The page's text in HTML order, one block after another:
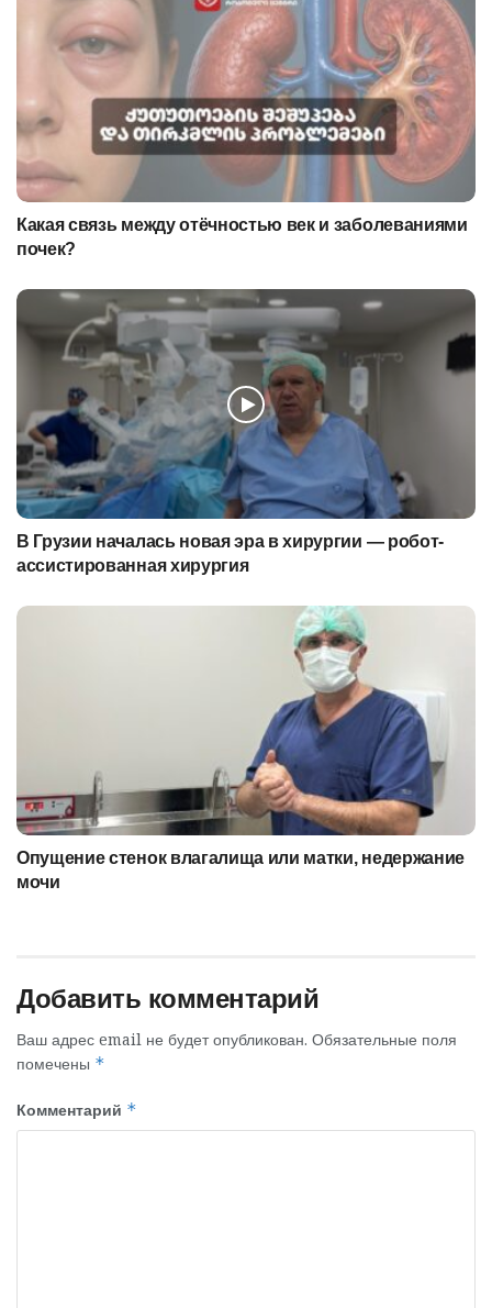
Какая связь между отёчностью век и заболеваниями
почек?
В Грузии началась новая эра в хирургии — робот-
ассистированная хирургия
Опущение стенок влагалища или матки, недержание
мочи
Добавить комментарий
Ваш адрес email не будет опубликован. Обязательные поля
помечены *
Комментарий *